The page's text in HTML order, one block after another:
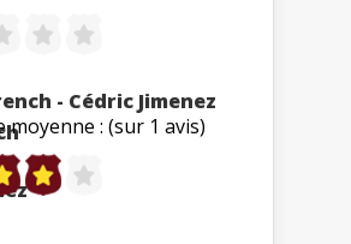
- Cédric Jimenez
moyenne : (sur 1 avis)